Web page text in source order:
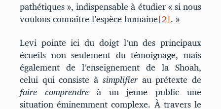
pathétiques », indispensable à étudier « si nous
voulons connaître l’espèce humaine[2]. »
Levi pointe ici du doigt l’un des principaux
écueils non seulement du témoignage, mais
également de l’enseignement de la Shoah,
celui qui consiste à simplifierau prétexte de
faire comprendreà un jeune public une
situation éminemment complexe. À travers le